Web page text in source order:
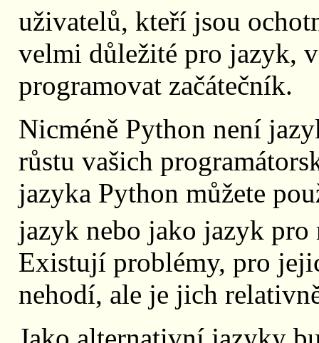
uživatelů, kteří jsou
velmi důležité pro jazyk,
programovat začátečník.
Nicméně Python není
růstu vašich
jazyka Python můžete
jazyk nebo jako jazyk
Existují problémy, pro
nehodí, ale je jich